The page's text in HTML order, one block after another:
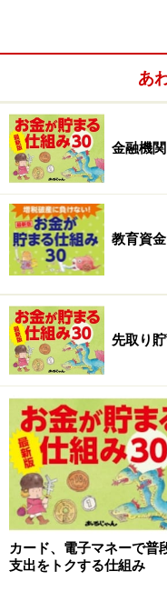
あ
金融機
教育資
先取り
カード、電子マネーで普
支出をトクする仕組み